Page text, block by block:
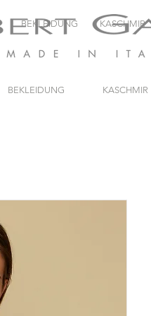
BEKLEIDUNG KASCHMIR
BEKLEIDUNG KASCHMIR